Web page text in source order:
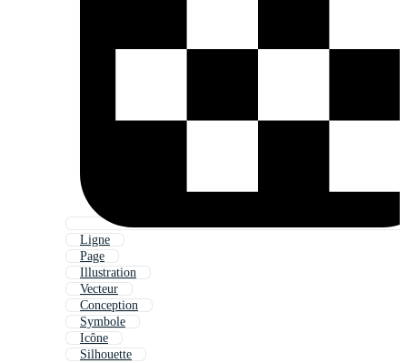
Ligne
Page
Illustration
Vecteur
Conception
Symbole
Icône
Silhouette